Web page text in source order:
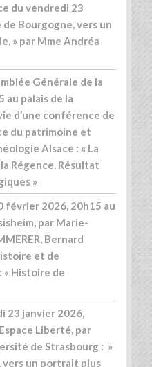
du vendredi 23
Bourgogne, vers un
» par Mme Andréa
Générale de la
au palais de la
d’une conférence de
du patrimoine et
Alsace : « La
Régence. Résultat
»
février 2026, 20h15 au
par Marie-
Bernard
et de
« Histoire de
23 janvier 2026,
Liberté, par
de Strasbourg : »
vers un portrait plus